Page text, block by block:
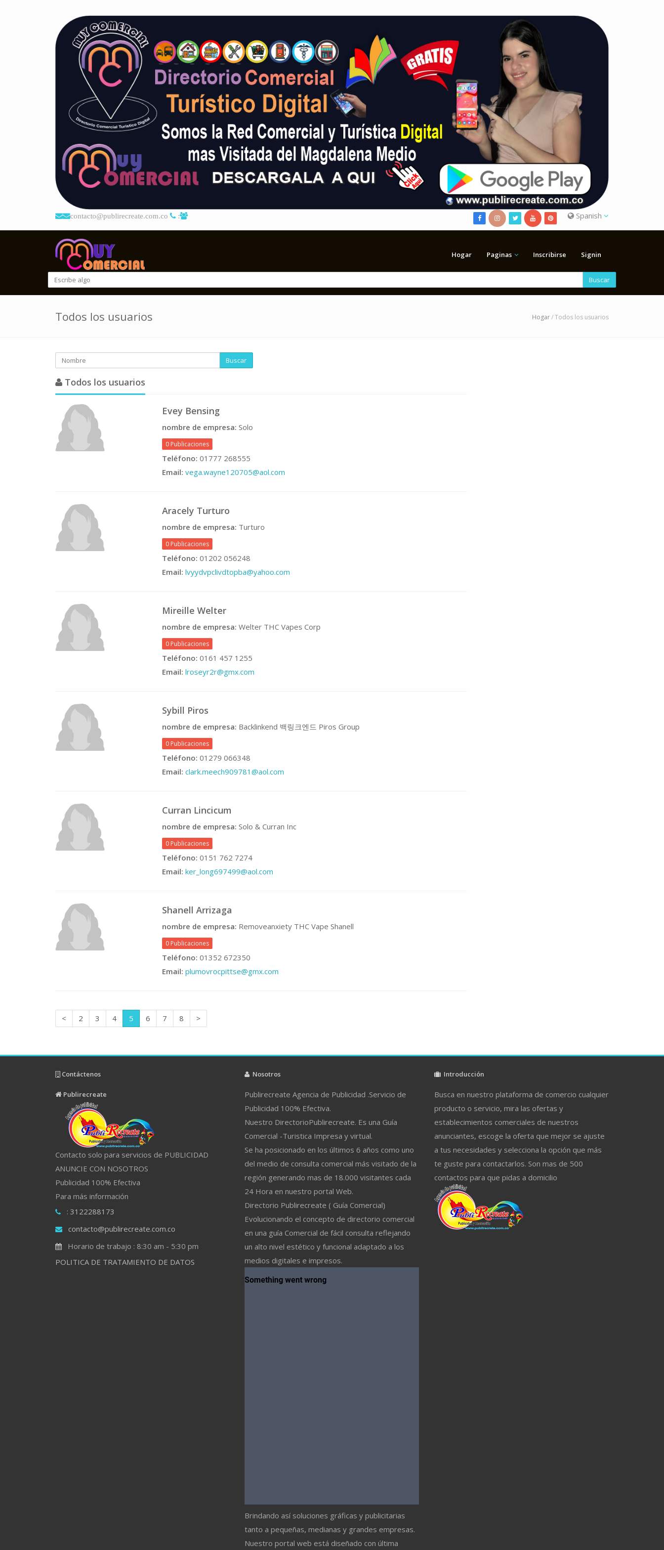
contacto@publirecreate.com.co : Spanish
Hogar Paginas Inscribirse Signin
Buscar
Todos los usuarios Hogar/ Todos los usuarios
Buscar
Todos los usuarios
Evey Bensing
nombre de empresa: Solo
0 Publicaciones
Teléfono: 01777 268555
Email: vega.wayne120705@aol.com
Aracely Turturo
nombre de empresa: Turturo
0 Publicaciones
Teléfono: 01202 056248
Email: lvyydvpclivdtopba@yahoo.com
Mireille Welter
nombre de empresa: Welter THC Vapes Corp
0 Publicaciones
Teléfono: 0161 457 1255
Email: lroseyr2r@gmx.com
Sybill Piros
nombre de empresa: Backlinkend 백링크엔드 Piros Group
0 Publicaciones
Teléfono: 01279 066348
Email: clark.meech909781@aol.com
Curran Lincicum
nombre de empresa: Solo & Curran Inc
0 Publicaciones
Teléfono: 0151 762 7274
Email: ker_long697499@aol.com
Shanell Arrizaga
nombre de empresa: Removeanxiety THC Vape Shanell
0 Publicaciones
Teléfono: 01352 672350
Email: plumovrocpittse@gmx.com
< 2 3 4 5 6 7 8 >
Contáctenos
Publirecreate
Contacto solo para servicios de PUBLICIDAD
ANUNCIE CON NOSOTROS
Publicidad 100% Efectiva
Para más información
: 3122288173
contacto@publirecreate.com.co
Horario de trabajo : 8:30 am - 5:30 pm
POLITICA DE TRATAMIENTO DE DATOS
Nosotros
Publirecreate Agencia de Publicidad .Servicio de
Publicidad 100% Efectiva.
Nuestro DirectorioPublirecreate. Es una Guía
Comercial -Turistica Impresa y virtual.
Se ha posicionado en los últimos 6 años como uno
del medio de consulta comercial más visitado de la
región generando mas de 18.000 visitantes cada
24 Hora en nuestro portal Web.
Directorio Publirecreate ( Guía Comercial)
Evolucionando el concepto de directorio comercial
en una guía Comercial de fácil consulta reflejando
un alto nivel estético y funcional adaptado a los
medios digitales e impresos.
Brindando así soluciones gráficas y publicitarias
tanto a pequeñas, medianas y grandes empresas.
Nuestro portal web está diseñado con última
Introducción
Busca en nuestro plataforma de comercio cualquier
producto o servicio, mira las ofertas y
establecimientos comerciales de nuestros
anunciantes, escoge la oferta que mejor se ajuste
a tus necesidades y selecciona la opción que más
te guste para contactarlos. Son mas de 500
contactos para que pidas a domicilio